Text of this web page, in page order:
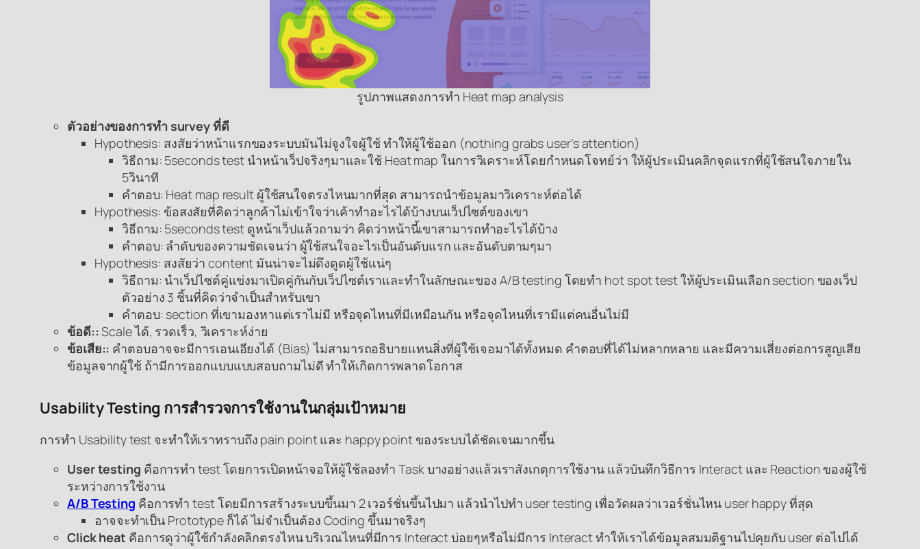
รูปภาพแสดงการทำ Heat map analysis
ตัวอย่างของการทำ survey ที่ดี
Hypothesis: สงสัยว่าหน้าแรกของระบบมันไม่จูงใจผู้ใช้ ทำให้ผู้ใช้ออก (nothing grabs user’s attention)
วิธีถาม: 5seconds test นำหน้าเว็ปจริงๆมาและใช้ Heat map ในการวิเคราะห์โดยกำหนดโจทย์ว่า ให้ผู้ประเมินคลิกจุดแรกที่ผู้ใช้สนใจภายใน
5วินาที
คำตอบ: Heat map result ผู้ใช้สนใจตรงไหนมากที่สุด สามารถนำข้อมูลมาวิเคราะห์ต่อได้
Hypothesis: ข้อสงสัยที่คิดว่าลูกค้าไม่เข้าใจว่าเค้าทำอะไรได้บ้างบนเว็ปไซต์ของเขา
วิธีถาม: 5seconds test ดูหน้าเว็ปแล้วถามว่า คิดว่าหน้านี้เขาสามารถทำอะไรได้บ้าง
คำตอบ: ลำดับของความชัดเจนว่า ผู้ใช้สนใจอะไรเป็นอันดับแรก และอันดับตามๆมา
Hypothesis: สงสัยว่า content มันน่าจะไม่ดึงดูดผู้ใช้แน่ๆ
วิธีถาม: นำเว็ปไซต์คู่แข่งมาเปิดคู่กันกับเว็ปไซต์เราและทำในลักษณะของ A/B testing โดยทำ hot spot test ให้ผู้ประเมินเลือก section ของเว็ป
ตัวอย่าง 3 ชิ้นที่คิดว่าจำเป็นสำหรับเขา
คำตอบ: section ที่เขามองหาแต่เราไม่มี หรือจุดไหนที่มีเหมือนกัน หรือจุดไหนที่เรามีแต่คนอื่นไม่มี
ข้อดี::Scale ได้, รวดเร็ว, วิเคราะห์ง่าย
ข้อเสีย:: คำตอบอาจจะมีการเอนเอียงได้ (Bias) ไม่สามารถอธิบายแทนสิ่งที่ผู้ใช้เจอมาได้ทั้งหมด คำตอบที่ได้ไม่หลากหลาย และมีความเสี่ยงต่อการสูญเสีย
ข้อมูลจากผู้ใช้ ถ้ามีการออกแบบแบบสอบถามไม่ดี ทำให้เกิดการพลาดโอกาส
Usability Testing การสำรวจการใช้งานในกลุ่มเป้าหมาย
การทำ Usability test จะทำให้เราทราบถึง pain point และ happy point ของระบบได้ชัดเจนมากขึ้น
User testing คือการทำ test โดยการเปิดหน้าจอให้ผู้ใช้ลองทำ Task บางอย่างแล้วเราสังเกตุการใช้งาน แล้วบันทึกวิธีการ Interact และ Reaction ของผู้ใช้
ระหว่างการใช้งาน
A/B Testing คือการทำ test โดยมีการสร้างระบบขึ้นมา 2 เวอร์ชั่นขึ้นไปมา แล้วนำไปทำ user testing เพื่อวัดผลว่าเวอร์ชั่นไหน user happy ที่สุด
อาจจะทำเป็น Prototype ก็ได้ ไม่จำเป็นต้อง Coding ขึ้นมาจริงๆ
Click heat คือการดูว่าผู้ใช้กำลังคลิกตรงไหน บริเวณไหนที่มีการ Interact บ่อยๆหรือไม่มีการ Interact ทำให้เราได้ข้อมูลสมมติฐานไปคุยกับ user ต่อไปได้